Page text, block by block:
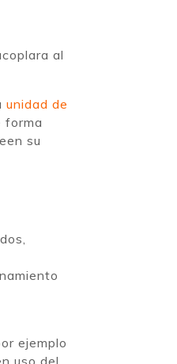
al
unidad de
forma
su
ejemplo
uso del